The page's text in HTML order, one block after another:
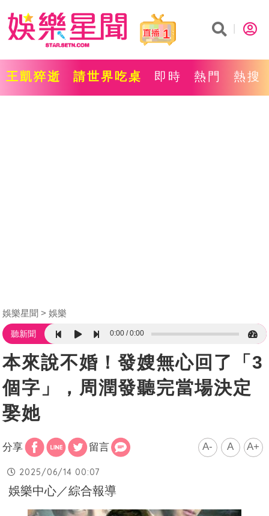
1
王凱猝逝 請世界吃桌 即時 熱門 熱搜
娛樂星聞 娛樂
聽新聞 0:00 0:00
本來說不婚！發嫂無心回了「3
個字」，周潤發聽完當場決定
娶她
分享 留言 A- A A+
2025/06/14 00:07
娛樂中心／綜合報導